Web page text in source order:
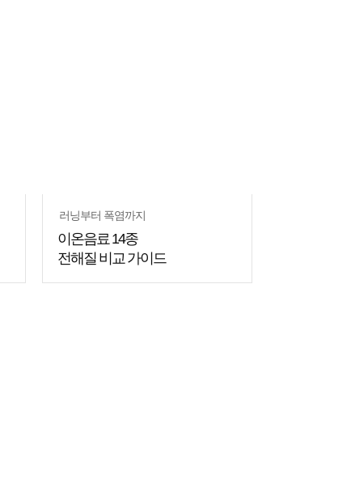
러닝부터 폭염까지
이온음료 14종
전해질 비교 가이드